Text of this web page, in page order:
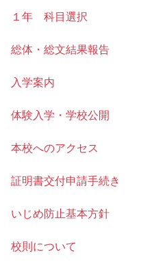
１年 科目選択
総体・総文結果報告
入学案内
体験入学・学校公開
本校へのアクセス
証明書交付申請手続き
いじめ防止基本方針
校則について